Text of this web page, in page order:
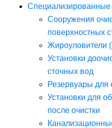
Специализированные
Сооружения
поверхностных
Жироуловители
Установки
сточных вод
Резервуары для
Установки для
после очистки